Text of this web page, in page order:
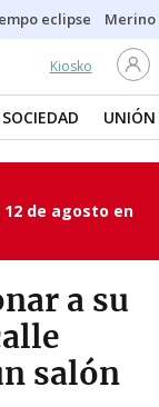
eclipse
Kiosko
SOCIEDAD UNIÓN
de agosto en
a su
salón